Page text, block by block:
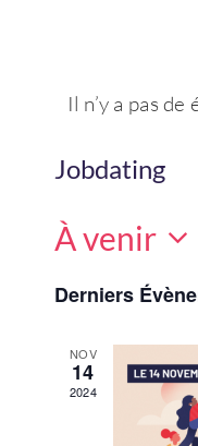
Il n’y a pas
Jobdating
À venir
une
date.
Derniers
NOV
14
2024